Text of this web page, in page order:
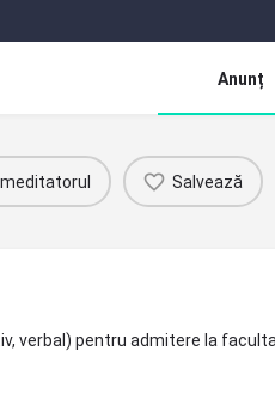
Anunț
Salvează
verbal) pentru admitere la